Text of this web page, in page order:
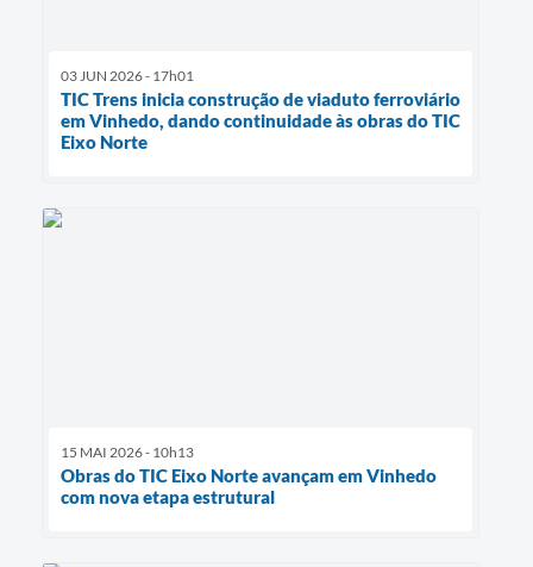
03 JUN 2026 - 17h01
TIC Trens inicia construção de viaduto ferroviário
em Vinhedo, dando continuidade às obras do TIC
Eixo Norte
15 MAI 2026 - 10h13
Obras do TIC Eixo Norte avançam em Vinhedo
com nova etapa estrutural